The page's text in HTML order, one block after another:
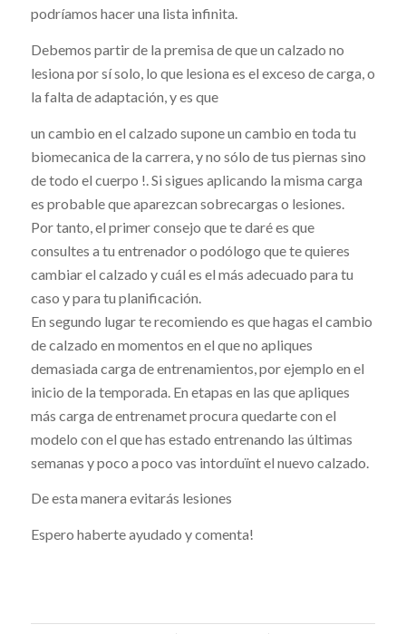
podríamos hacer una lista infinita.
Debemos partir de la premisa de que un calzado no
lesiona por sí solo, lo que lesiona es el exceso de carga, o
la falta de adaptación, y es que
un cambio en el calzado supone un cambio en toda tu
biomecanica de la carrera, y no sólo de tus piernas sino
de todo el cuerpo !. Si sigues aplicando la misma carga
es probable que aparezcan sobrecargas o lesiones.
Por tanto, el primer consejo que te daré es que
consultes a tu entrenador o podólogo que te quieres
cambiar el calzado y cuál es el más adecuado para tu
caso y para tu planificación.
En segundo lugar te recomiendo es que hagas el cambio
de calzado en momentos en el que no apliques
demasiada carga de entrenamientos, por ejemplo en el
inicio de la temporada. En etapas en las que apliques
más carga de entrenamet procura quedarte con el
modelo con el que has estado entrenando las últimas
semanas y poco a poco vas intorduïnt el nuevo calzado.
De esta manera evitarás lesiones
Espero haberte ayudado y comenta!